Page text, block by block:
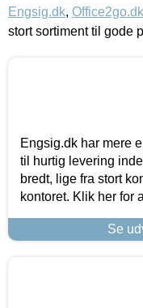
Engsig.dk, Office2go.dk
stort sortiment til gode
Engsig.dk har mere
til hurtig levering
bredt, lige fra stort
kontoret. Klik her for
Se